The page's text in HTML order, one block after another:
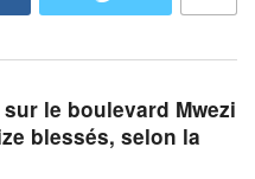
le boulevard Mwezi
blessés, selon la